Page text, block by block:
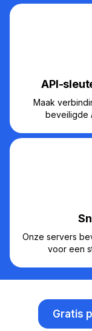
API-
Maak
beveiligde
Onze servers
voor een
Gratis